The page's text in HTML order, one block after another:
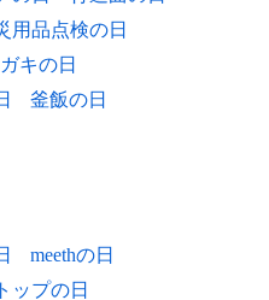
の「マラソン大競走阪神
」が開催。マラソンとい
初のイベント。
れ、義務教育が6年間と
で日本初の運動会「競闘
文学者（+ 1998年）
（+ 2010年）
格闘技評論家、元大相撲
ン、小説家、文学研究者
調教師（* 1921年）
督（* 1918年）
用品点検の日
キの日
釜飯の日
meethの日
ップの日